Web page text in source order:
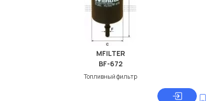
MFILTER
BF-672
Топливный фильтр